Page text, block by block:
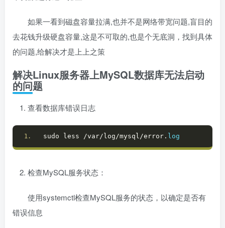
如果一看到磁盘容量拉满,也并不是网络带宽问题,盲目的
去花钱升级硬盘容量,这是不可取的,也是个无底洞，找到具体
的问题,给解决才是上上之策
解决Linux服务器上MySQL数据库无法启动
的问题
查看数据库错误日志
sudo less /var/log/mysql/error. log
检查MySQL服务状态：
使用systemctl检查MySQL服务的状态，以确定是否有
错误信息